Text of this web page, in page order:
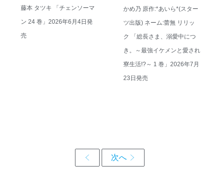
藤本 タツキ 「チェンソーマ
ン 24 巻」2026年6月4日発
売
かめ乃 原作:*あいら*(スター
ツ出版) ネーム:蕾無 リリッ
ク 「総長さま、溺愛中につ
き。～最強イケメンと愛され
寮生活!?～ 1 巻」2026年7月
23日発売